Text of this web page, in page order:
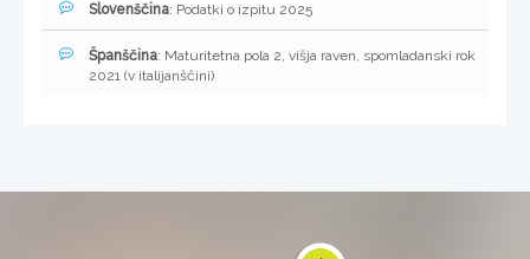
Slovenščina: Podatki o izpitu 2025
Španščina: Maturitetna pola 2, višja raven, spomladanski rok
2021 (v italijanščini)